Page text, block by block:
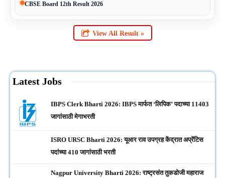
CBSE Board 12th Result 2026
View All Result »
Latest Jobs
IBPS Clerk Bharti 2026: IBPS मार्फत ‘लिपिक’ पदाच्या 11403
जागांसाठी मेगाभरती
ISRO URSC Bharti 2026: यूआर राव उपग्रह केंद्रात अप्रेंटिस
पदांच्या 410 जागांसाठी भरती
Nagpur University Bharti 2026: राष्ट्रसंत तुकडोजी महाराज